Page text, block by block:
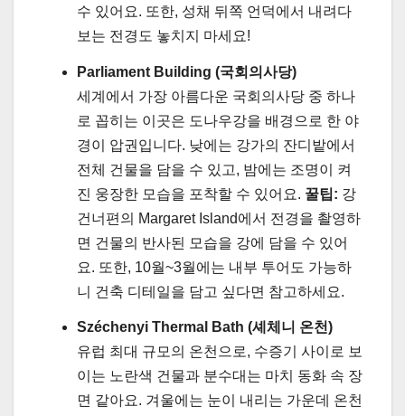
수 있어요. 또한, 성채 뒤쪽 언덕에서 내려다
보는 전경도 놓치지 마세요!
Parliament Building (국회의사당)
세계에서 가장 아름다운 국회의사당 중 하나
로 꼽히는 이곳은 도나우강을 배경으로 한 야
경이 압권입니다. 낮에는 강가의 잔디밭에서
전체 건물을 담을 수 있고, 밤에는 조명이 켜
진 웅장한 모습을 포착할 수 있어요. 꿀팁: 강
건너편의 Margaret Island에서 전경을 촬영하
면 건물의 반사된 모습을 강에 담을 수 있어
요. 또한, 10월~3월에는 내부 투어도 가능하
니 건축 디테일을 담고 싶다면 참고하세요.
Széchenyi Thermal Bath (셰체니 온천)
유럽 최대 규모의 온천으로, 수증기 사이로 보
이는 노란색 건물과 분수대는 마치 동화 속 장
면 같아요. 겨울에는 눈이 내리는 가운데 온천